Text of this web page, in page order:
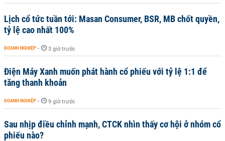
Lịch cổ tức tuần tới: Masan Consumer, BSR, MB chốt quyền,
tỷ lệ cao nhất 100%
DOANH NGHIỆP - 3 giờ trước
Điện Máy Xanh muốn phát hành cổ phiếu với tỷ lệ 1:1 để
tăng thanh khoản
DOANH NGHIỆP - 9 giờ trước
Sau nhịp điều chỉnh mạnh, CTCK nhìn thấy cơ hội ở nhóm cổ
phiếu nào?